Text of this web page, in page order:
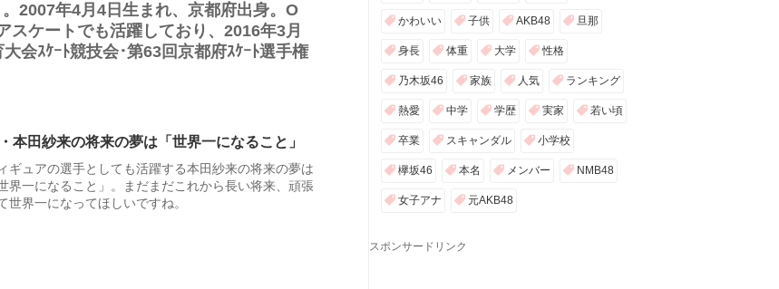
年4月4日生まれ、京都府出身。O
ケートでも活躍しており、2016年3月
会ｽｹｰﾄ競技会･第63回京都府ｽｹｰﾄ選手権
本田紗来の将来の夢は「世界一になること」
ギュアの選手としても活躍する本田紗来の将来の夢は
世界一になること」。まだまだこれから長い将来、頑張
世界一になってほしいですね。
かわいい 子供 AKB48 旦那
身長 体重 大学 性格
乃木坂46 家族 人気 ランキング
熱愛 中学 学歴 実家 若い頃
卒業 スキャンダル 小学校
欅坂46 本名 メンバー NMB48
女子アナ 元AKB48
スポンサードリンク